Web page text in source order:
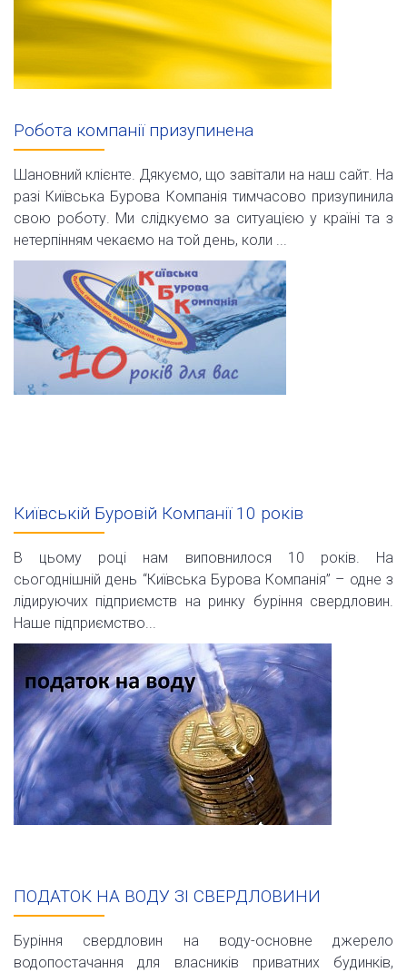
Робота компанії призупинена
Шановний клієнте. Дякуємо, що завітали на наш сайт. На
разі Київська Бурова Компанія тимчасово призупинила
свою роботу. Ми слідкуємо за ситуацією у країні та з
нетерпінням чекаємо на той день, коли ...
Київській Буровій Компанії 10 років
В цьому році нам виповнилося 10 років. На
сьогоднішній день “Київська Бурова Компанія” – одне з
лідируючих підприємств на ринку буріння свердловин.
Наше підприємство...
ПОДАТОК НА ВОДУ ЗІ СВЕРДЛОВИНИ
Буріння свердловин на воду-основне джерело
водопостачання для власників приватних будинків,